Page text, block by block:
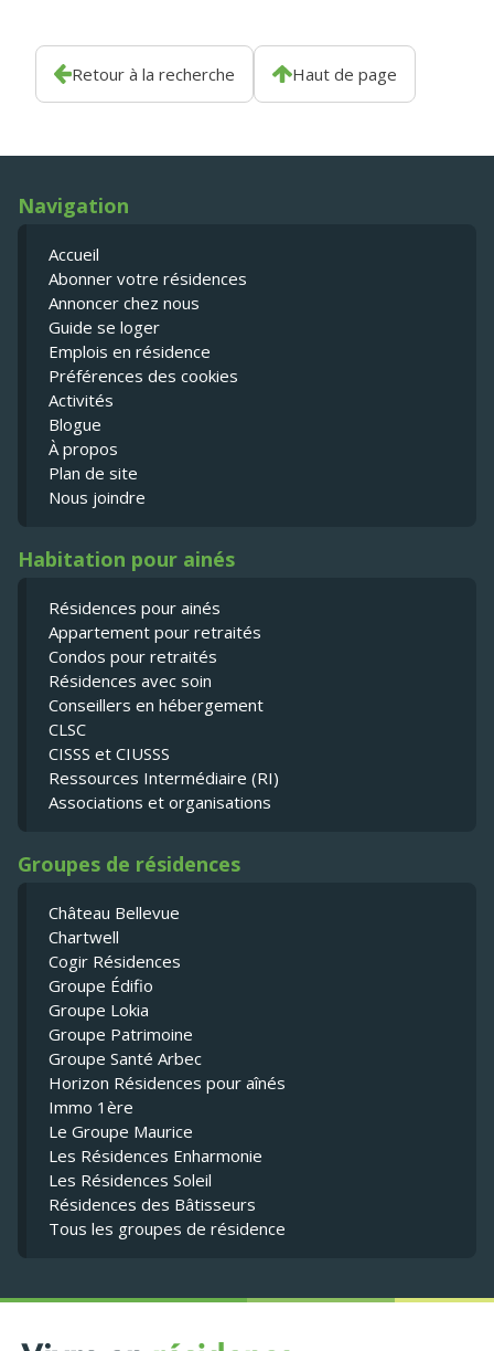
Retour à la recherche Haut de page
Navigation
Accueil
Abonner votre résidences
Annoncer chez nous
Guide se loger
Emplois en résidence
Préférences des cookies
Activités
Blogue
À propos
Plan de site
Nous joindre
Habitation pour ainés
Résidences pour ainés
Appartement pour retraités
Condos pour retraités
Résidences avec soin
Conseillers en hébergement
CLSC
CISSS et CIUSSS
Ressources Intermédiaire (RI)
Associations et organisations
Groupes de résidences
Château Bellevue
Chartwell
Cogir Résidences
Groupe Édifio
Groupe Lokia
Groupe Patrimoine
Groupe Santé Arbec
Horizon Résidences pour aînés
Immo 1ère
Le Groupe Maurice
Les Résidences Enharmonie
Les Résidences Soleil
Résidences des Bâtisseurs
Tous les groupes de résidence